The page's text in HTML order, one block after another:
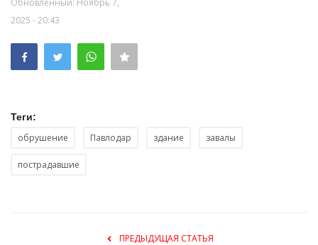
2025 - 20:43
Теги:
обрушение Павлодар здание завалы
пострадавшие
ПРЕДЫДУЩАЯ СТАТЬЯ